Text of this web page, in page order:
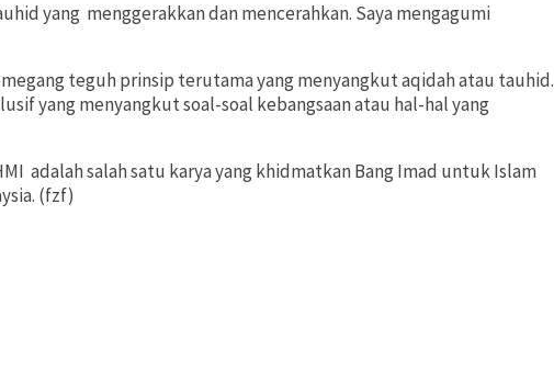
yang menggerakkan dan mencerahkan. Saya mengagumi
teguh prinsip terutama yang menyangkut aqidah atau tauhid.
yang menyangkut soal-soal kebangsaan atau hal-hal yang
adalah salah satu karya yang khidmatkan Bang Imad untuk Islam
(fzf)